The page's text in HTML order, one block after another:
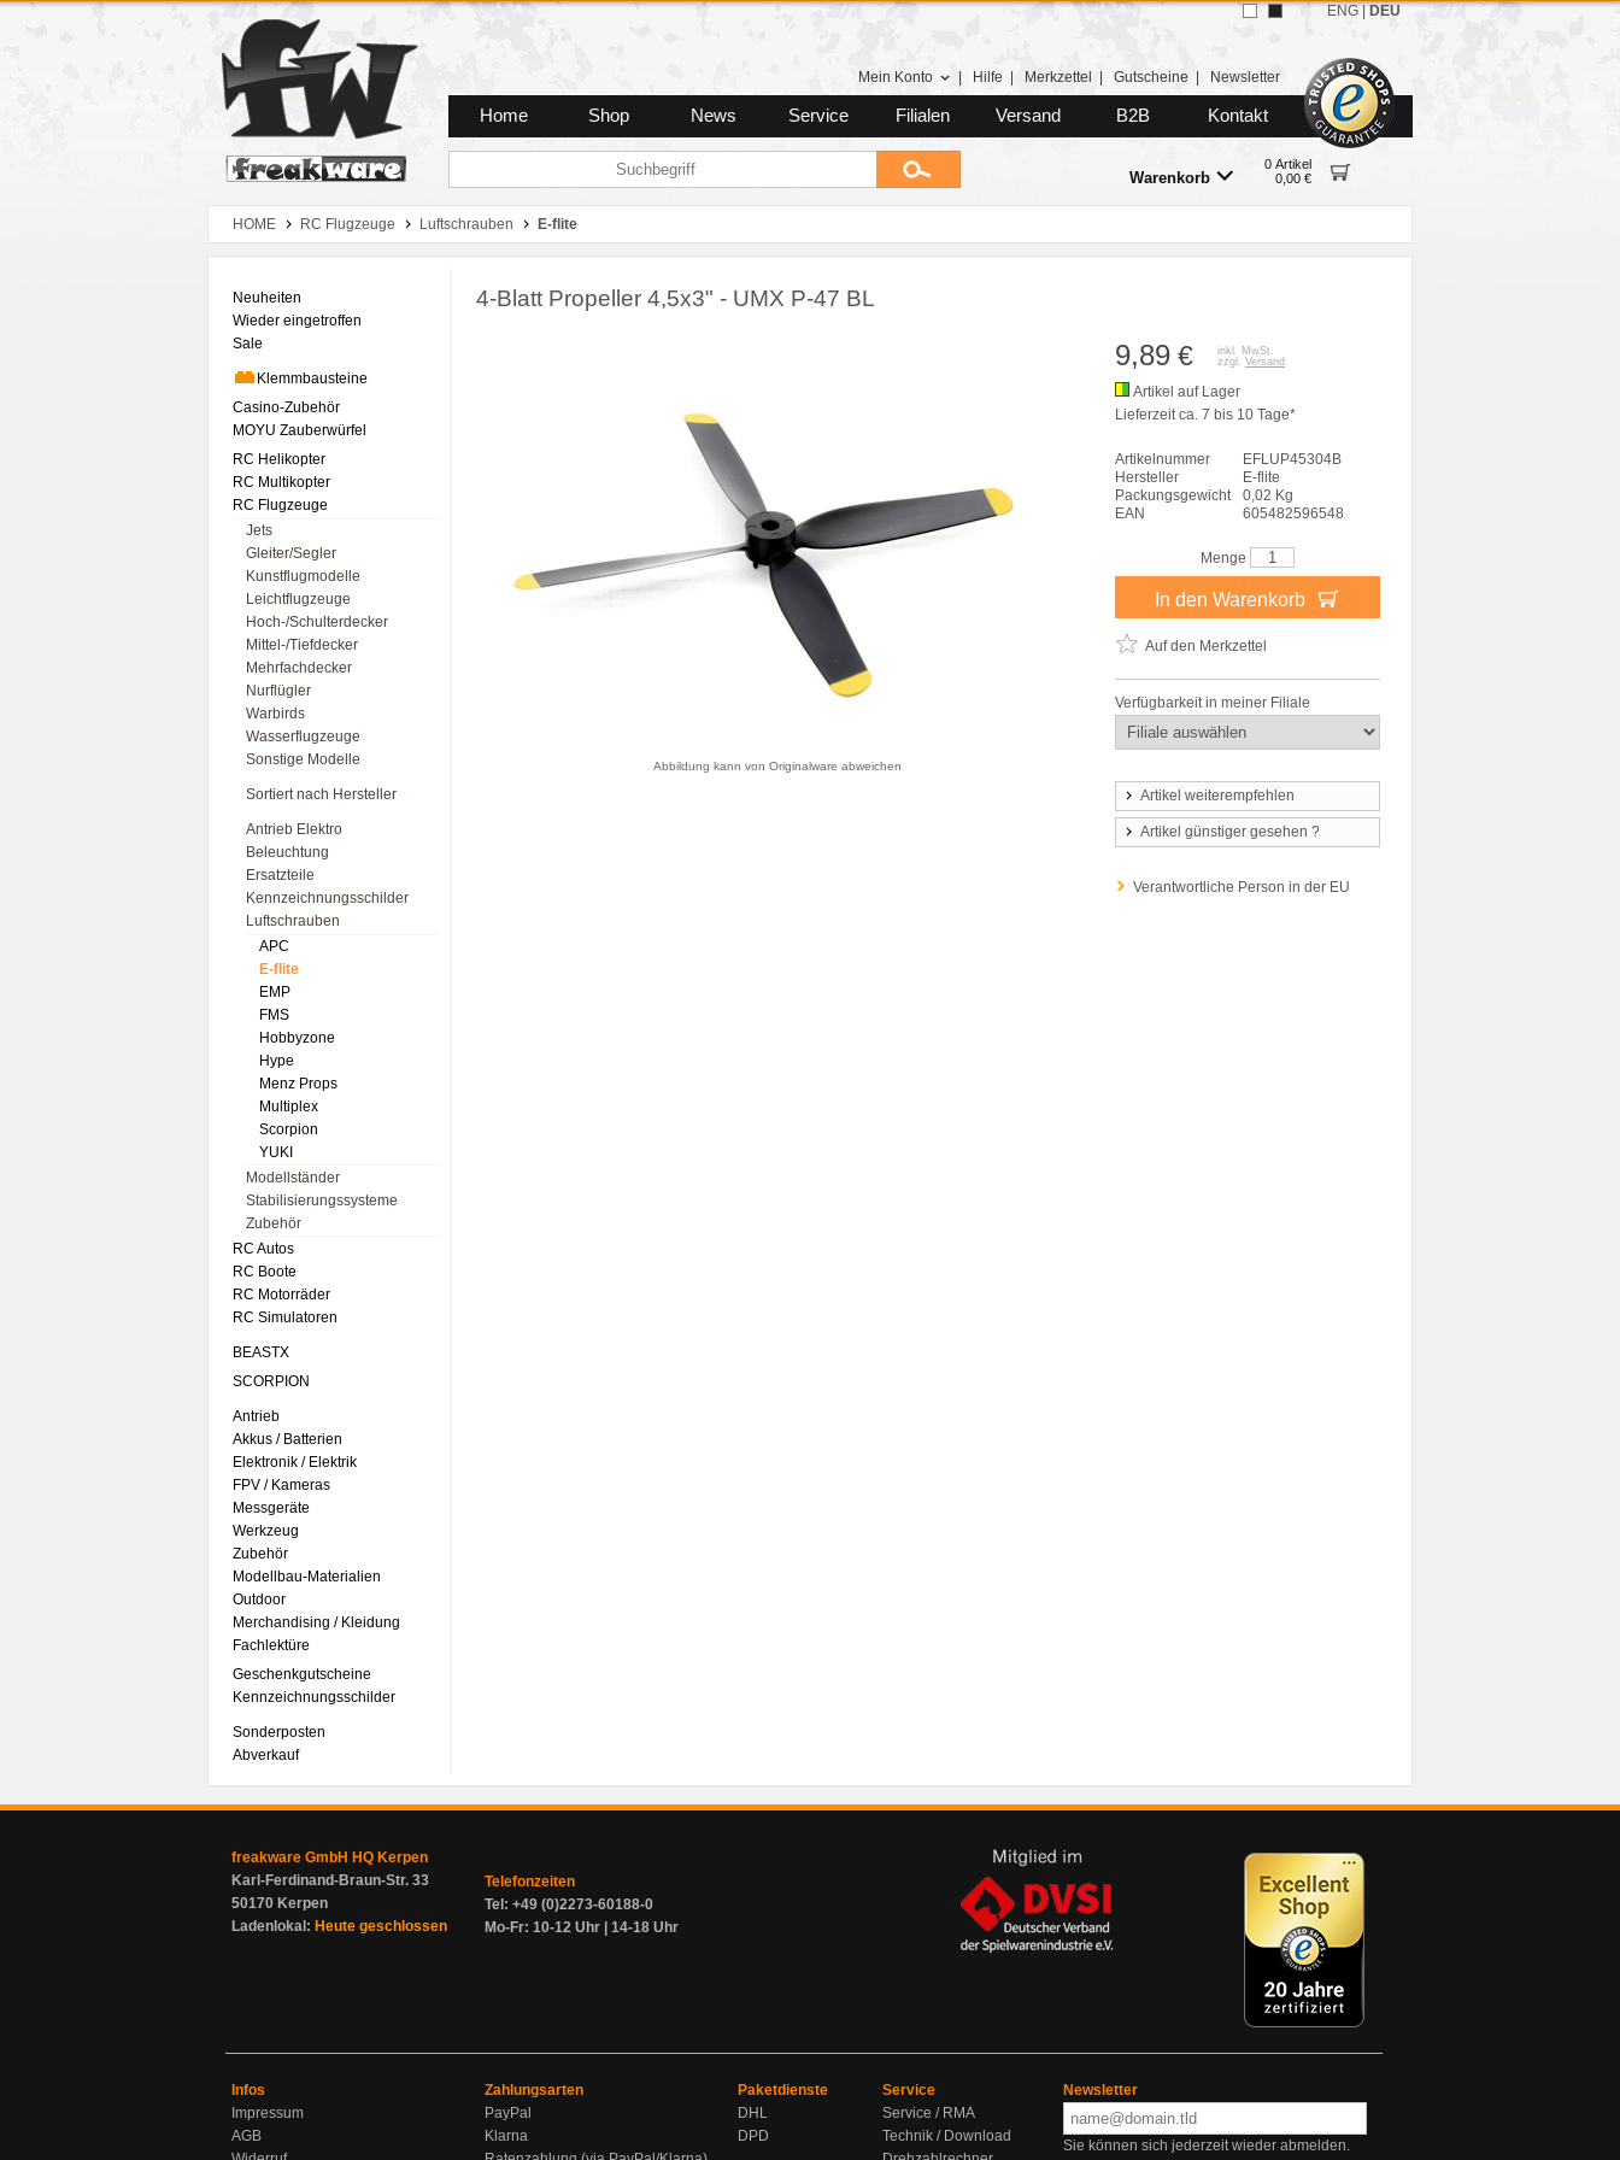
Zum Hauptmenue
Zum Seiteninhalt
Zum Warenkob
Mein Konto Hilfe Merkzettel Gutscheine Newsletter
Home Shop News Service Filialen Versand B2B Kontakt
Warenkorb
0 Artikel
0,00 €
ENG DEU
HOME RC Flugzeuge Luftschrauben E-flite
Neuheiten
Wieder eingetroffen
Sale
Klemmbausteine
Casino-Zubehör
MOYU Zauberwürfel
RC Helikopter
RC Multikopter
RC Flugzeuge
Jets
Gleiter/Segler
Kunstflugmodelle
Leichtflugzeuge
Hoch-/Schulterdecker
Mittel-/Tiefdecker
Mehrfachdecker
Nurflügler
Warbirds
Wasserflugzeuge
Sonstige Modelle
Sortiert nach Hersteller
Antrieb Elektro
Beleuchtung
Ersatzteile
Kennzeichnungsschilder
Luftschrauben
APC
E-flite
EMP
FMS
Hobbyzone
Hype
Menz Props
Multiplex
Scorpion
YUKI
Modellständer
Stabilisierungssysteme
Zubehör
RC Autos
RC Boote
RC Motorräder
RC Simulatoren
BEASTX
SCORPION
Antrieb
Akkus / Batterien
Elektronik / Elektrik
FPV / Kameras
Messgeräte
Werkzeug
Zubehör
Modellbau-Materialien
Outdoor
Merchandising / Kleidung
Fachlektüre
Geschenkgutscheine
Kennzeichnungsschilder
Sonderposten
Abverkauf
4-Blatt Propeller 4,5x3" - UMX P-47 BL
Abbildung kann von Originalware abweichen
9,89 €
inkl. MwSt.
zzgl. Versand
Artikel auf Lager
Lieferzeit ca. 7 bis 10 Tage*
Artikelnummer
EFLUP45304B
Hersteller
E-flite
Packungsgewicht
0,02 Kg
EAN
605482596548
Menge
In den Warenkorb
Auf den Merkzettel
Verfügbarkeit in meiner Filiale
Artikel weiterempfehlen
Artikel günstiger gesehen ?
Verantwortliche Person in der EU
freakware GmbH HQ Kerpen
Karl-Ferdinand-Braun-Str. 33
50170 Kerpen
Ladenlokal: Heute geschlossen
Telefonzeiten
Tel: +49 (0)2273-60188-0
Mo-Fr: 10-12 Uhr | 14-18 Uhr
Infos
Impressum
AGB
Zahlungsarten
PayPal
Klarna
Paketdienste
DHL
DPD
Service
Service / RMA
Technik / Download
Newsletter
Sie können sich jederzeit wieder abmelden.